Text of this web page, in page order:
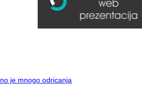
je mnogo odricanja